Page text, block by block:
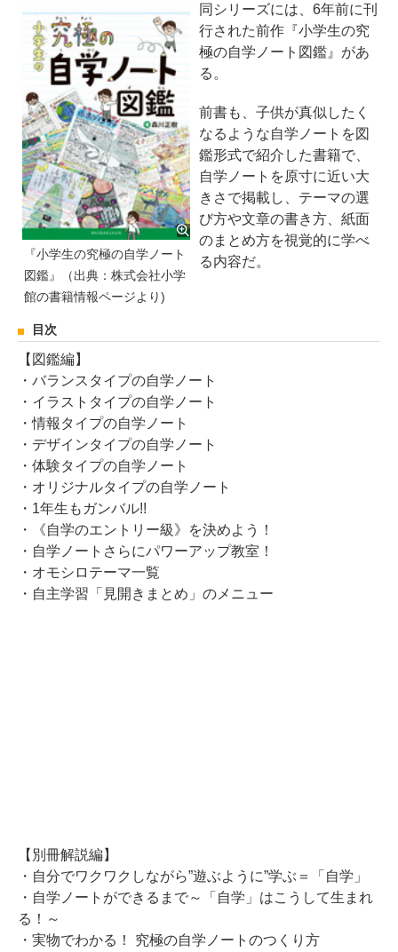
『小学生の究極の自学ノート
図鑑』（出典：株式会社小学
館の書籍情報ページより)
同シリーズには、6年前に刊
行された前作『小学生の究
極の自学ノート図鑑』があ
る。
前書も、子供が真似したく
なるような自学ノートを図
鑑形式で紹介した書籍で、
自学ノートを原寸に近い大
きさで掲載し、テーマの選
び方や文章の書き方、紙面
のまとめ方を視覚的に学べ
る内容だ。
目次
【図鑑編】
・バランスタイプの自学ノート
・イラストタイプの自学ノート
・情報タイプの自学ノート
・デザインタイプの自学ノート
・体験タイプの自学ノート
・オリジナルタイプの自学ノート
・1年生もガンバル!!
・《自学のエントリー級》を決めよう！
・自学ノートさらにパワーアップ教室！
・オモシロテーマ一覧
・自主学習「見開きまとめ」のメニュー
【別冊解説編】
・自分でワクワクしながら”遊ぶように”学ぶ＝「自学」
・自学ノートができるまで～「自学」はこうして生まれ
る！～
・実物でわかる！ 究極の自学ノートのつくり方